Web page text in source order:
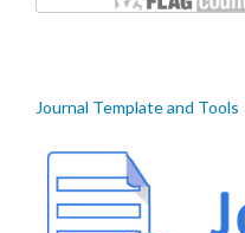
Journal Template and Tools